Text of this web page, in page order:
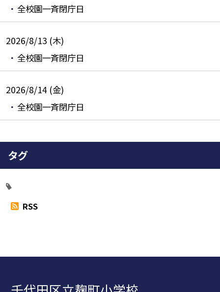
全校園一斉閉庁日
2026/8/13 (木)
全校園一斉閉庁日
2026/8/14 (金)
全校園一斉閉庁日
タグ
RSS